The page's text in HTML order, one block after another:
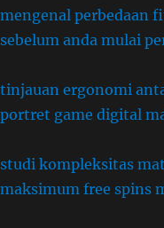
mengenal perbedaan
sebelum anda mulai
tinjauan ergonomi
portret game digital
studi kompleksitas
maksimum free spins